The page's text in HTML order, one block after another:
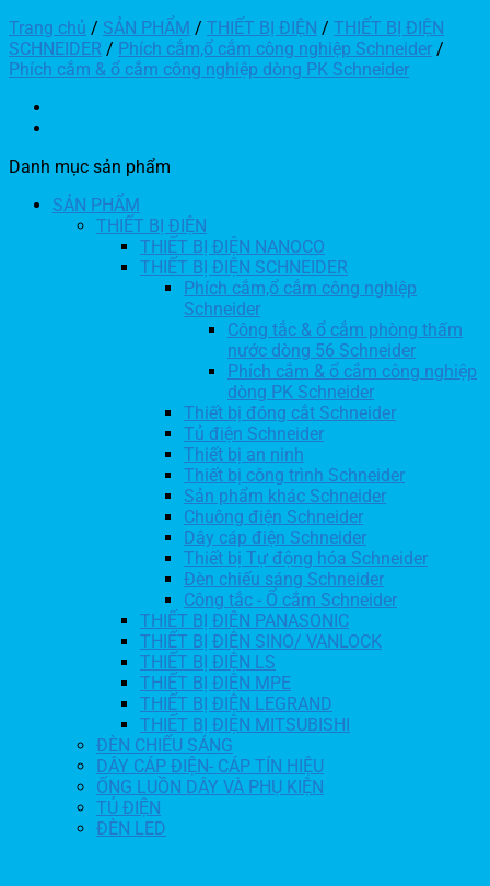
Trang chủ / SẢN PHẨM / THIẾT BỊ ĐIỆN / THIẾT BỊ ĐIỆN
SCHNEIDER / Phích cắm,ổ cắm công nghiệp Schneider /
Phích cắm & ổ cắm công nghiệp dòng PK Schneider
Danh mục sản phẩm
SẢN PHẨM
THIẾT BỊ ĐIỆN
THIẾT BỊ ĐIỆN NANOCO
THIẾT BỊ ĐIỆN SCHNEIDER
Phích cắm,ổ cắm công nghiệp
Schneider
Công tắc & ổ cắm phòng thấm
nước dòng 56 Schneider
Phích cắm & ổ cắm công nghiệp
dòng PK Schneider
Thiết bị đóng cắt Schneider
Tủ điện Schneider
Thiết bị an ninh
Thiết bị công trình Schneider
Sản phẩm khác Schneider
Chuông điện Schneider
Dây cáp điện Schneider
Thiết bị Tự động hóa Schneider
Đèn chiếu sáng Schneider
Công tắc - Ổ cắm Schneider
THIẾT BỊ ĐIỆN PANASONIC
THIẾT BỊ ĐIỆN SINO/ VANLOCK
THIẾT BỊ ĐIỆN LS
THIẾT BỊ ĐIỆN MPE
THIẾT BỊ ĐIỆN LEGRAND
THIẾT BỊ ĐIỆN MITSUBISHI
ĐÈN CHIẾU SÁNG
DÂY CÁP ĐIỆN- CÁP TÍN HIỆU
ỐNG LUỒN DÂY VÀ PHỤ KIỆN
TỦ ĐIỆN
ĐÈN LED